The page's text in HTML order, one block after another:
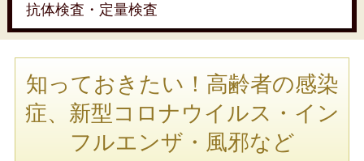
抗体検査・定量検査
知っておきたい！高齢者の感染
症、新型コロナウイルス・イン
フルエンザ・風邪など